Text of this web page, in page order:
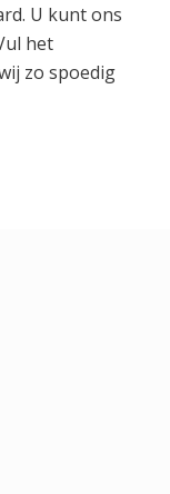
U kunt ons
het
zo spoedig